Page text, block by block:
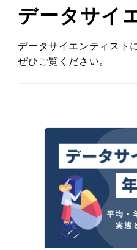
データサイ
データサイエンティスト
ぜひご覧ください。